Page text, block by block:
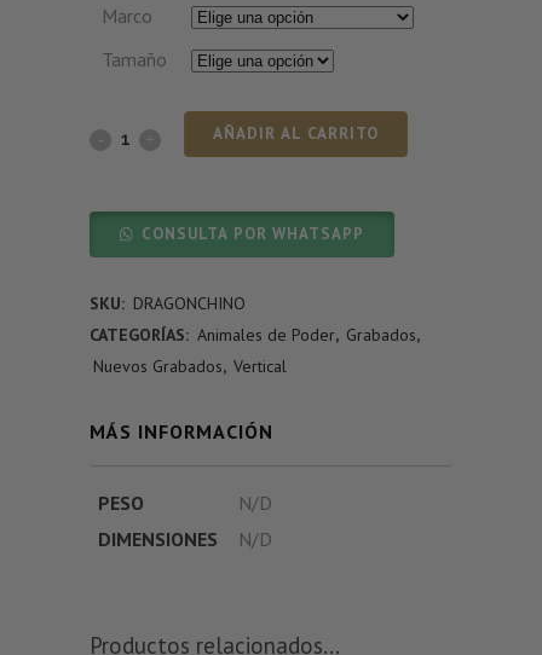
Marco
Tamaño
AÑADIR AL CARRITO
CONSULTA POR WHATSAPP
SKU: DRAGONCHINO
CATEGORÍAS: Animales de Poder, Grabados,
Nuevos Grabados, Vertical
MÁS INFORMACIÓN
PESO
N/D
DIMENSIONES
N/D
Productos relacionados...